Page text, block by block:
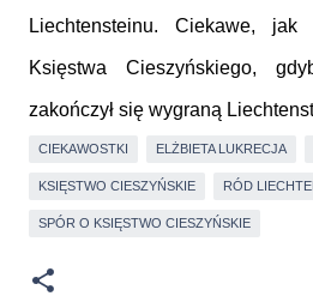
Liechtensteinu. Ciekawe,
Księstwa Cieszyńskiego,
zakończył się wygraną
CIEKAWOSTKI ELŻBIETA LUKRECJA
KSIĘSTWO CIESZYŃSKIE RÓD
SPÓR O KSIĘSTWO CIESZYŃSKIE